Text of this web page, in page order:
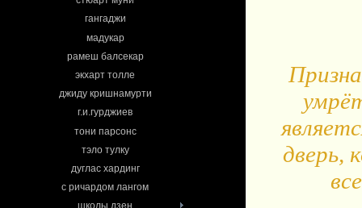
гангаджи
мадукар
рамеш балсекар
экхарт толле
джиду кришнамурти
г.и.гурджиев
тони парсонс
тэло тулку
дуглас хардинг
с ричардом лангом
дверь,